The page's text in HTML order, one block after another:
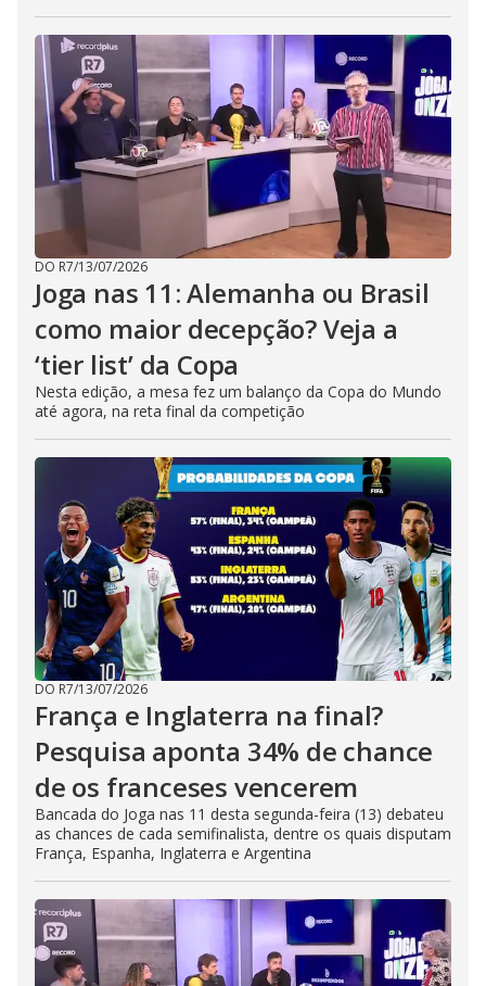
DO R7/13/07/2026
Joga nas 11: Alemanha ou Brasil
como maior decepção? Veja a
‘tier list’ da Copa
Nesta edição, a mesa fez um balanço da Copa do Mundo
até agora, na reta final da competição
DO R7/13/07/2026
França e Inglaterra na final?
Pesquisa aponta 34% de chance
de os franceses vencerem
Bancada do Joga nas 11 desta segunda-feira (13) debateu
as chances de cada semifinalista, dentre os quais disputam
França, Espanha, Inglaterra e Argentina